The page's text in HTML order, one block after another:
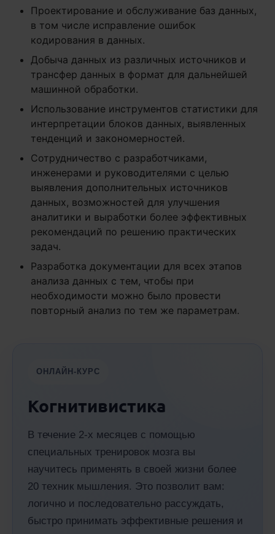
Проектирование и обслуживание баз данных,
в том числе исправление ошибок
кодирования в данных.
Добыча данных из различных источников и
трансфер данных в формат для дальнейшей
машинной обработки.
Использование инструментов статистики для
интерпретации блоков данных, выявленных
тенденций и закономерностей.
Сотрудничество с разработчиками,
инженерами и руководителями с целью
выявления дополнительных источников
данных, возможностей для улучшения
аналитики и выработки более эффективных
рекомендаций по решению практических
задач.
Разработка документации для всех этапов
анализа данных с тем, чтобы при
необходимости можно было провести
повторный анализ по тем же параметрам.
ОНЛАЙН-КУРС
Когнитивистика
В течение 2-х месяцев с помощью
специальных тренировок мозга вы
научитесь применять в своей жизни более
20 техник мышления. Это позволит вам:
логично и последовательно рассуждать,
быстро принимать эффективные решения и